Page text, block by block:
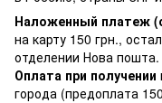
Наложенный платеж
на карту 150 грн.,
отделении Нова пошта.
Оплата при получении
города (предоплата